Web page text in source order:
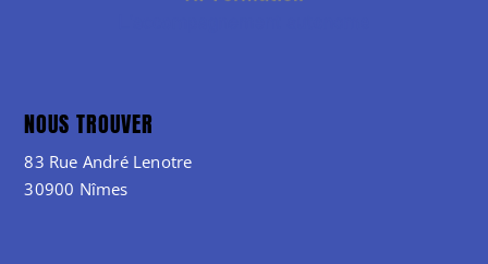
NOUS TROUVER
83 Rue André Lenotre
30900 Nîmes